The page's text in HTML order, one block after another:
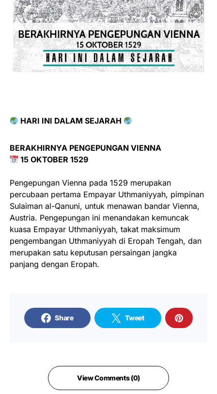
HARI INI DALAM SEJARAH
BERAKHIRNYA PENGEPUNGAN VIENNA
15 OKTOBER 1529
Pengepungan Vienna pada 1529 merupakan
percubaan pertama Empayar Uthmaniyyah, pimpinan
Sulaiman al-Qanuni, untuk menawan bandar Vienna,
Austria. Pengepungan ini menandakan kemuncak
kuasa Empayar Uthmaniyyah, takat maksimum
pengembangan Uthmaniyyah di Eropah Tengah, dan
merupakan satu keputusan persaingan jangka
panjang dengan Eropah.
Share Tweet
View Comments (0)